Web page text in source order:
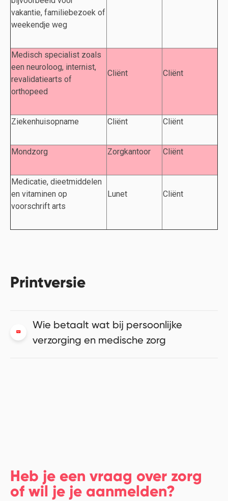
vakantie, familiebezoek of
weekendje weg
Medisch specialist zoals
een neuroloog, internist,
revalidatiearts of
orthopeed
Cliënt Cliënt
Ziekenhuisopname Cliënt Cliënt
Mondzorg Zorgkantoor Cliënt
Medicatie, dieetmiddelen
en vitaminen op
voorschrift arts
Lunet Cliënt
Printversie
Wie betaalt wat bij persoonlijke
verzorging en medische zorg
Heb je een vraag over zorg
of wil je je aanmelden?